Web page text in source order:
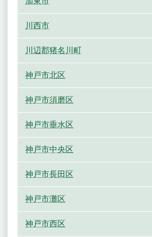
川西市
川辺郡猪名川町
神戸市北区
神戸市須磨区
神戸市垂水区
神戸市中央区
神戸市長田区
神戸市灘区
神戸市西区